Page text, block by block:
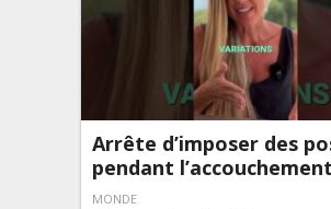
Arrête d’imposer des
pendant
MONDE